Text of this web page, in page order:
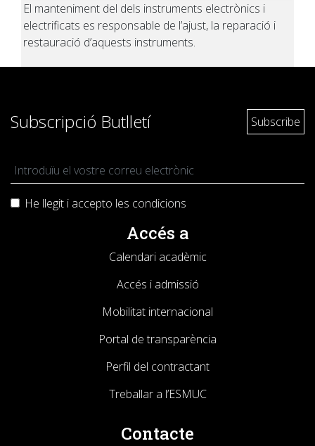
El manteniment del dels instruments electrònics i
electrificats es responsable de l’ajust, la reparació i
restauració d’aquests instruments.
Subscripció Butlletí
He llegit i accepto les condicions
Accés a
Calendari acadèmic
Accés i admissió
Mobilitat internacional
Portal de transparència
Perfil del contractant
Treballar a l’ESMUC
Contacte